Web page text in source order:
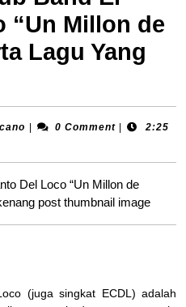
“Un Millon de
Lagu Yang
mecano0 Comment
2:25
(juga singkat ECDL) adalah